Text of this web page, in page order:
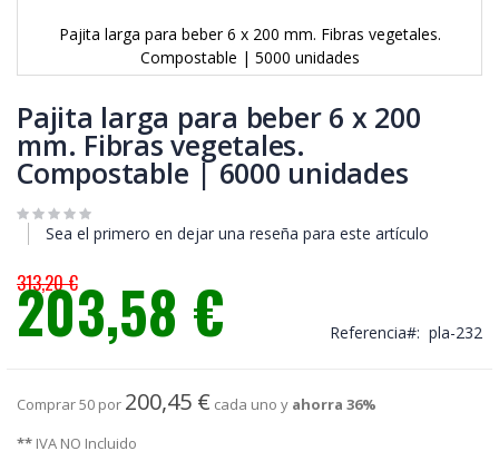
Pajita larga para beber 6 x 200 mm. Fibras vegetales.
Compostable | 5000 unidades
al
comienzo
de
la
galería
de
imágenes
Pajita larga para beber 6 x 200
mm. Fibras vegetales.
Compostable | 6000 unidades
Sea el primero en dejar una reseña para este artículo
313,20 €
Precio
especial
203,58 € Referencia pla-232
Comprar 50 por 200,45 € cada uno y ahorra 36%
** IVA NO Incluido